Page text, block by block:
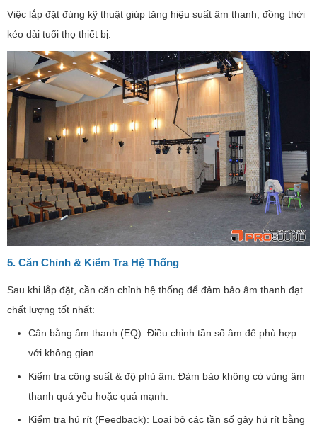
Việc lắp đặt đúng kỹ thuật giúp tăng hiệu suất âm thanh, đồng thời
kéo dài tuổi thọ thiết bị.
5. Căn Chỉnh & Kiểm Tra Hệ Thống
Sau khi lắp đặt, cần căn chỉnh hệ thống để đảm bảo âm thanh đạt
chất lượng tốt nhất:
Cân bằng âm thanh (EQ): Điều chỉnh tần số âm để phù hợp
với không gian.
Kiểm tra công suất & độ phủ âm: Đảm bảo không có vùng âm
thanh quá yếu hoặc quá mạnh.
Kiểm tra hú rít (Feedback): Loại bỏ các tần số gây hú rít bằng